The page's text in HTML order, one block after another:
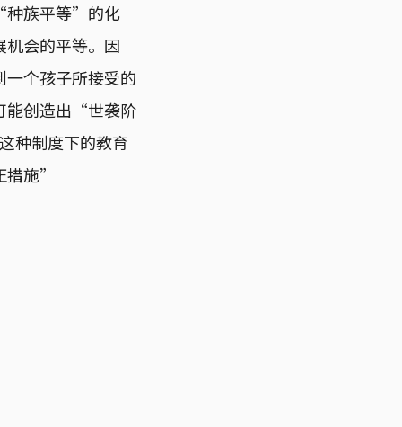
种族平等”的化
会的平等。因
个孩子所接受的
能创造出“世袭阶
种制度下的教育
施”